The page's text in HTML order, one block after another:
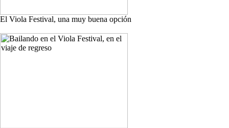
El Viola Festival, una muy buena opción